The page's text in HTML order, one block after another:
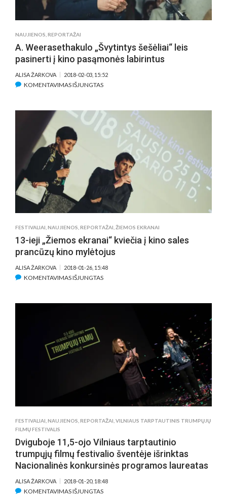
„PELĖDŲ
KALNO“
NAUJIENOS REPORTAŽAI
A. Weerasethakulo „Švytintys šešėliai“ leis
pasinerti į kino pasąmonės labirintus
ALISA ŽARKOVA 2018-02-03, 15:52
KOMENTAVIMAS IŠJUNGTASĮRAŠE
„ŠVYTINTYS
ŠEŠĖLIAI“
LEIS
PASINERTI
KINO
PASĄMONĖS
LABIRINTUS
FESTIVALIAI,NAUJIENOS,REPORTAŽAI,ŽIEMOS EKRANAI
13-ieji „Žiemos ekranai“ kviečia į kino sales
prancūzų kino mylėtojus
ALISA ŽARKOVA 2018-01-26, 15:48
KOMENTAVIMAS IŠJUNGTASĮRAŠE
KINO
SALES
PRANCŪZŲ
FESTIVALIAI NAUJIENOS REPORTAŽAI VILNIAUS TARPTAUTINIS TRUMPŲJŲ
FILMŲ FESTIVALIS
Dviguboje 11,5-ojo Vilniaus tarptautinio
trumpųjų filmų festivalio šventėje išrinktas
Nacionalinės konkursinės programos laureatas
ALISA ŽARKOVA 2018-01-20, 18:48
KOMENTAVIMAS IŠJUNGTASĮRAŠE